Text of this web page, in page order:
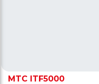
MTC ITF5000